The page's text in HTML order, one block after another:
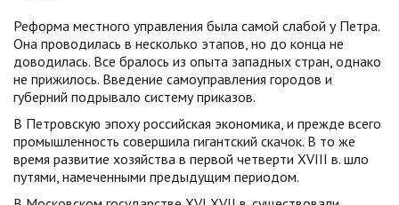
Реформа местного управления была самой слабой у Петра.
Она проводилась в несколько этапов, но до конца не
доводилась. Все бралось из опыта западных стран, однако
не прижилось. Введение самоуправления городов и
губерний подрывало систему приказов.
В Петровскую эпоху российская экономика, и прежде всего
промыш­ленность совершила гигантский скачок. В то же
время развитие хо­зяйства в первой четверти XVIII в. шло
путями, намеченными предыдущим периодом.